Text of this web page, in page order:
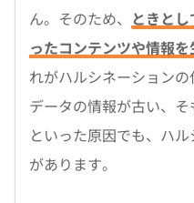
ん。そのため、 ときと
ったコンテンツや情報を
れがハルシネーション
データの情報が古い、
といった原因でも、ハ
があります。